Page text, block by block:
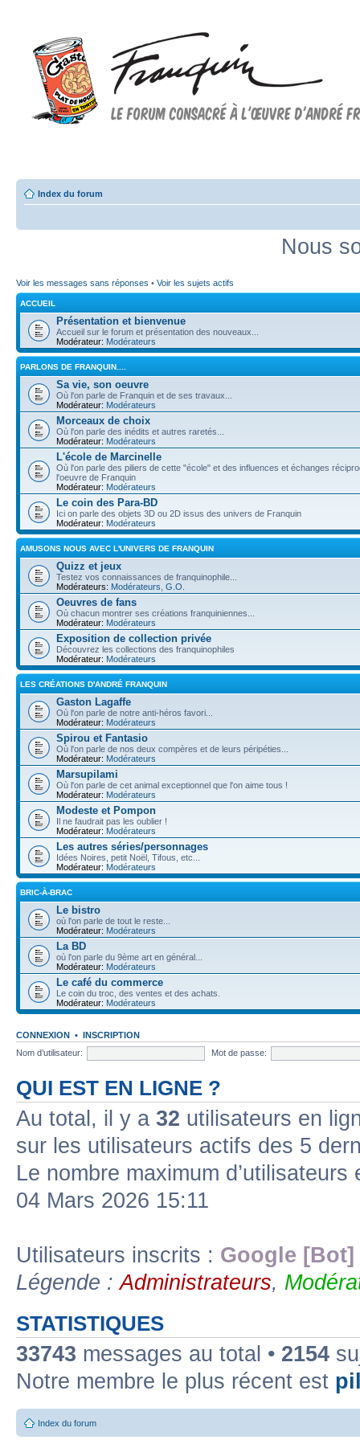
Index du forum
Nous
Voir les messages sans réponses • Voir les sujets actifs
ACCUEIL
Présentation et bienvenue
Accueil sur le forum et présentation des nouveaux...
Modérateur: Modérateurs
PARLONS DE FRANQUIN....
Sa vie, son oeuvre
Où l'on parle de Franquin et de ses travaux...
Modérateur: Modérateurs
Morceaux de choix
Où l'on parle des inédits et autres raretés...
Modérateur: Modérateurs
L'école de Marcinelle
Où l'on parle des piliers de cette "école" et des influences et échanges
l'oeuvre de Franquin
Modérateur: Modérateurs
Le coin des Para-BD
Ici on parle des objets 3D ou 2D issus des univers de Franquin
Modérateur: Modérateurs
AMUSONS NOUS AVEC L'UNIVERS DE FRANQUIN
Quizz et jeux
Testez vos connaissances de franquinophile...
Modérateurs: Modérateurs G.O.
Oeuvres de fans
Où chacun montrer ses créations franquiniennes...
Modérateur: Modérateurs
Exposition de collection privée
Découvrez les collections des franquinophiles
Modérateur: Modérateurs
LES CRÉATIONS D'ANDRÉ FRANQUIN
Gaston Lagaffe
Où l'on parle de notre anti-héros favori...
Modérateur: Modérateurs
Spirou et Fantasio
Où l'on parle de nos deux compères et de leurs péripéties...
Modérateur: Modérateurs
Marsupilami
Où l'on parle de cet animal exceptionnel que l'on aime tous !
Modérateur: Modérateurs
Modeste et Pompon
Il ne faudrait pas les oublier !
Modérateur: Modérateurs
Les autres séries/personnages
Idées Noires, petit Noël, Tifous, etc...
Modérateur: Modérateurs
BRIC-À-BRAC
Le bistro
où l'on parle de tout le reste...
Modérateur: Modérateurs
La BD
où l'on parle du 9ème art en général...
Modérateur: Modérateurs
Le café du commerce
Le coin du troc, des ventes et des achats.
Modérateur: Modérateurs
CONNEXION • INSCRIPTION
Nom d’utilisateur:
Mot de passe:
QUI EST EN LIGNE ?
Au total, il y a 32 utilisateurs en
sur les utilisateurs actifs des 5
Le nombre maximum
04 Mars 2026 15:11
Utilisateurs inscrits : Google [Bot]
Légende :Administrateurs,
STATISTIQUES
33743 messages au total • 2154
Notre membre le plus récent est
Index du forum